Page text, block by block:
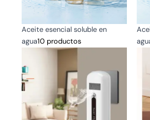
Aceite esencial soluble en
agua10 productos